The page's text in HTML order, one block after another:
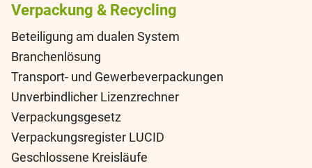
Verpackung & Recycling
Beteiligung am dualen System
Branchenlösung
Transport- und Gewerbeverpackungen
Unverbindlicher Lizenzrechner
Verpackungsgesetz
Verpackungsregister LUCID
Geschlossene Kreisläufe